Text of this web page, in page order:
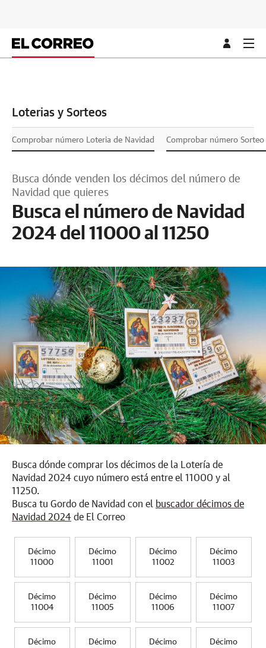
Loterias y Sorteos
Comprobar número Loteria de Navidad Comprobar número
Busca dónde venden los décimos del número de
Navidad que quieres
Busca el número de Navidad
2024 del 11000 al 11250
Busca dónde comprar los décimos de la Lotería de
Navidad 2024 cuyo número está entre el 11000 y al
11250.
Busca tu Gordo de Navidad con el buscador décimos de
Navidad 2024 de El Correo
Décimo
11000
Décimo
11001
Décimo
11002
Décimo
11003
Décimo
11004
Décimo
11005
Décimo
11006
Décimo
11007
Décimo
Décimo
Décimo
Décimo